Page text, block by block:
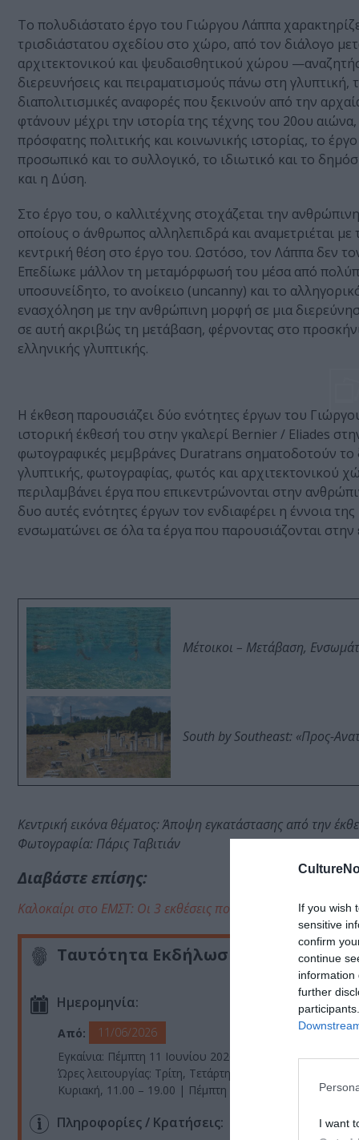
If you wish
sensitive
confirm
continue
information
further
I want
Το πολυδιάστατο έργο του Γιώργου Λάππα
τρισδιάστατου σχεδίου στο χώρο, από τον διάλογο
αρχιτεκτονικού και ψευδαισθητικού χώρου
διερευνήσεις και πειραματισμούς πάνω στη
διαπολιτισμικές αναφορές που ξεκινούν από την
φτάνουν μέχρι την ιστορία της τέχνης του 20ου
πρόσφατης πολιτικής και κοινωνικής ιστορίας, το
προσωπικό και το συλλογικό, το ιδιωτικό και το
και η Δύση.
Στο έργο του, ο καλλιτέχνης στοχάζεται την
οποίους ο άνθρωπος αλληλεπιδρά και αναμετριέται
κεντρική θέση στο έργο του. Ωστόσο, τον Λάππα δεν
Επεδίωκε μάλλον τη μεταμόρφωσή του μέσα από
υποσυνείδητο, το ανοίκειο (uncanny) και το
ενασχόληση με την ανθρώπινη μορφή σε μια
σε αυτή ακριβώς τη μετάβαση, φέρνοντας στο
ελληνικής γλυπτικής.
Η έκθεση παρουσιάζει δύο ενότητες έργων του
ιστορική έκθεσή του στην γκαλερί Bernier / Eliades
φωτογραφικές μεμβράνες Duratrans σηματοδοτούν το
γλυπτικής, φωτογραφίας, φωτός και αρχιτεκτονικού
περιλαμβάνει έργα που επικεντρώνονται στην
δυο αυτές ενότητες έργων τον ενδιαφέρει η έννοια
ενσωματώνει σε όλα τα έργα που παρουσιάζονται στην
Μέτοικοι – Μετάβαση,
South by Southeast: «Προς-
Κεντρική εικόνα θέματος: Άποψη εγκατάστασης από την
Φωτογραφία: Πάρις Ταβιτιάν
Διαβάστε επίσης:
Καλοκαίρι στο ΕΜΣΤ: Οι 3 εκθέσεις που έρχονται
Ταυτότητα Εκδήλωσης
Ημερομηνία:
Από:
11/06/2026
Εγκαίνια: Πέμπτη 11 Ιουνίου 2026, 19:00
Ώρες λειτουργίας: Τρίτη, Τετάρτη, Παρασκευή, Σάββατο &
Κυριακή, 11.00 – 19.00 | Πέμπτη 11.00 – 22.00
Πληροφορίες / Κρατήσεις: